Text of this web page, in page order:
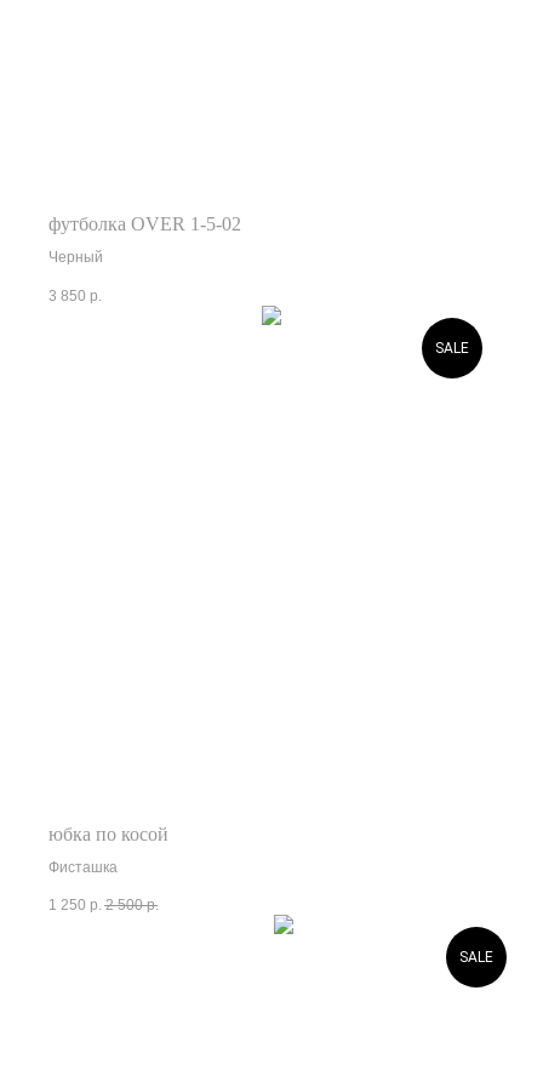
футболка OVER 1-5-02
Черный
3 850 р.
SALE
юбка по косой
Фисташка
1 250 р. 2 500 р.
SALE